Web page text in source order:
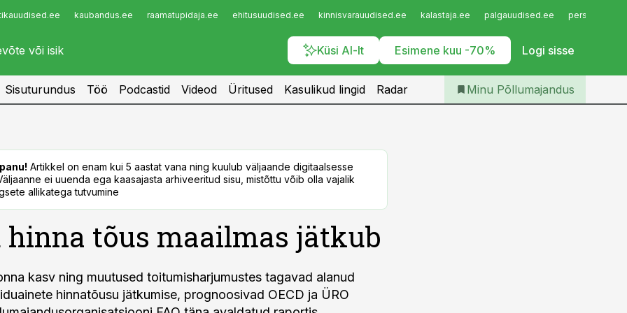
kaubandus.ee raamatupidaja.ee ehitusuudised.ee kinnisvarauudised.ee kalastaja.ee palgauudised.ee
Küsi AI-lt Esimene kuu -70% Logi sisse
Infopank
Iseteenindus
Telli Põllumajandus
Sisuturundus Töö Podcastid Videod Üritused Kasulikud lingid Radar Minu Põllumajandus
Artikkel on enam kui 5 aastat vana ning kuulub väljaande digitaalsesse
ei uuenda ega kaasajasta arhiveeritud sisu, mistõttu võib olla vajalik
allikatega tutvumine
hinna tõus maailmas jätkub
kasv ning muutused toitumisharjumustes tagavad alanud
hinnatõusu jätkumise, prognoosivad OECD ja ÜRO